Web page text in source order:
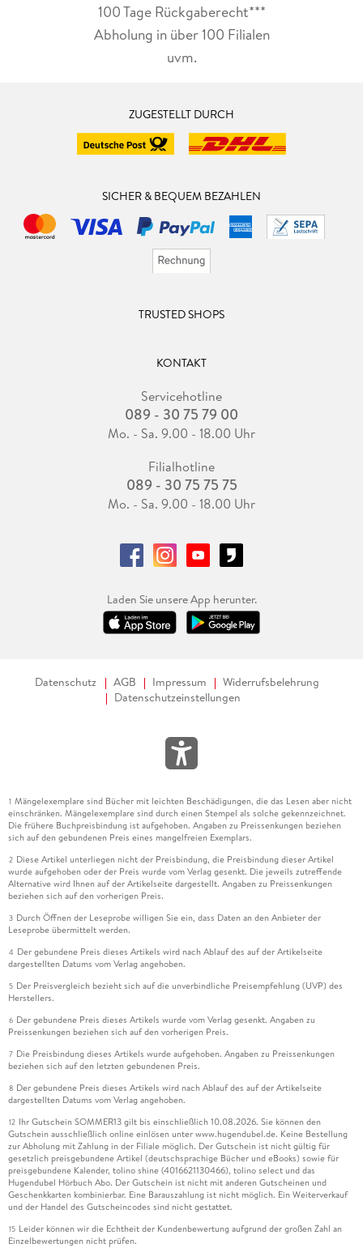
100 Tage Rückgaberecht***
Abholung in über 100 Filialen
uvm.
ZUGESTELLT DURCH
SICHER & BEQUEM BEZAHLEN
TRUSTED SHOPS
KONTAKT
Servicehotline
089 - 30 75 79 00
Mo. - Sa. 9.00 - 18.00 Uhr
Filialhotline
089 - 30 75 75 75
Mo. - Sa. 9.00 - 18.00 Uhr
Laden Sie unsere App herunter.
Datenschutz AGB Impressum
Widerrufsbelehrung
Datenschutzeinstellungen
1 Mängelexemplare sind Bücher mit leichten Beschädigungen, die das Lesen aber nicht
einschränken. Mängelexemplare sind durch einen Stempel als solche gekennzeichnet.
Die frühere Buchpreisbindung ist aufgehoben. Angaben zu Preissenkungen beziehen
sich auf den gebundenen Preis eines mangelfreien Exemplars.
2 Diese Artikel unterliegen nicht der Preisbindung, die Preisbindung dieser Artikel
wurde aufgehoben oder der Preis wurde vom Verlag gesenkt. Die jeweils zutreffende
Alternative wird Ihnen auf der Artikelseite dargestellt. Angaben zu Preissenkungen
beziehen sich auf den vorherigen Preis.
3 Durch Öffnen der Leseprobe willigen Sie ein, dass Daten an den Anbieter der
Leseprobe übermittelt werden.
4 Der gebundene Preis dieses Artikels wird nach Ablauf des auf der Artikelseite
dargestellten Datums vom Verlag angehoben.
5 Der Preisvergleich bezieht sich auf die unverbindliche Preisempfehlung (UVP) des
Herstellers.
6 Der gebundene Preis dieses Artikels wurde vom Verlag gesenkt. Angaben zu
Preissenkungen beziehen sich auf den vorherigen Preis.
7 Die Preisbindung dieses Artikels wurde aufgehoben. Angaben zu Preissenkungen
beziehen sich auf den letzten gebundenen Preis.
8 Der gebundene Preis dieses Artikels wird nach Ablauf des auf der Artikelseite
dargestellten Datums vom Verlag angehoben.
12 Ihr Gutschein SOMMER13 gilt bis einschließlich 10.08.2026. Sie können den
Gutschein ausschließlich online einlösen unter www.hugendubel.de. Keine Bestellung
zur Abholung mit Zahlung in der Filiale möglich. Der Gutschein ist nicht gültig für
gesetzlich preisgebundene Artikel (deutschsprachige Bücher und eBooks) sowie für
preisgebundene Kalender, tolino shine (4016621130466), tolino select und das
Hugendubel Hörbuch Abo. Der Gutschein ist nicht mit anderen Gutscheinen und
Geschenkkarten kombinierbar. Eine Barauszahlung ist nicht möglich. Ein Weiterverkauf
und der Handel des Gutscheincodes sind nicht gestattet.
15 Leider können wir die Echtheit der Kundenbewertung aufgrund der großen Zahl an
Einzelbewertungen nicht prüfen.